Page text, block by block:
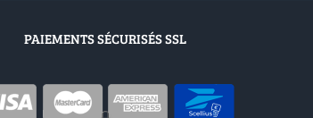
PAIEMENTS SÉCURISÉS SSL